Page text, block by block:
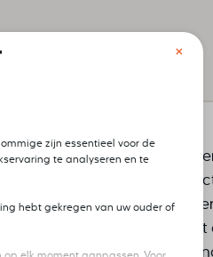
& Vaardigheden
manier
zijn om af
te grijpen:
in dit
training.
De
wat
of
een
×
zijn essentieel voor de
te analyseren en te
hebt gekregen van uw ouder of